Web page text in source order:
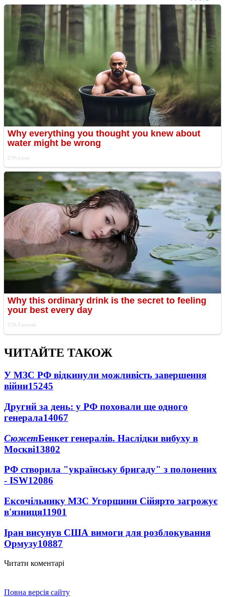
ЧИТАЙТЕ ТАКОЖ
У МЗС РФ відкинули можливість завершення
війни15245
Другий за день: у РФ поховали ще одного
генерала14067
СюжетБенкет генералів. Наслідки вибуху в
Москві13802
РФ створила "українську бригаду" з полонених
- ISW12086
Ексочільнику МЗС Угорщини Сійярто загрожує
в'язниця11901
Іран висунув США вимоги для розблокування
Ормузу10887
Читати коментарі
Повна версія сайту